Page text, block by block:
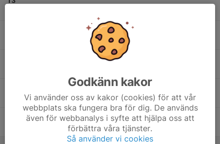
Godkänn kakor
Vi använder oss av kakor (cookies) för att vår
webbplats ska fungera bra för dig. De används
även för webbanalys i syfte att hjälpa oss att
förbättra våra tjänster.
Så använder vi cookies